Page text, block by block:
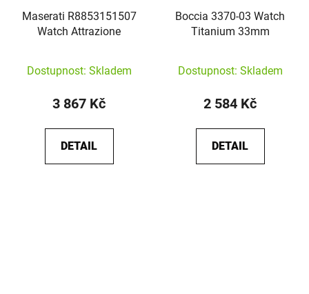
Maserati R8853151507
Watch Attrazione
Dostupnost: Skladem
3 867 Kč
DETAIL
Boccia 3370-03 Watch
Titanium 33mm
Dostupnost: Skladem
2 584 Kč
DETAIL